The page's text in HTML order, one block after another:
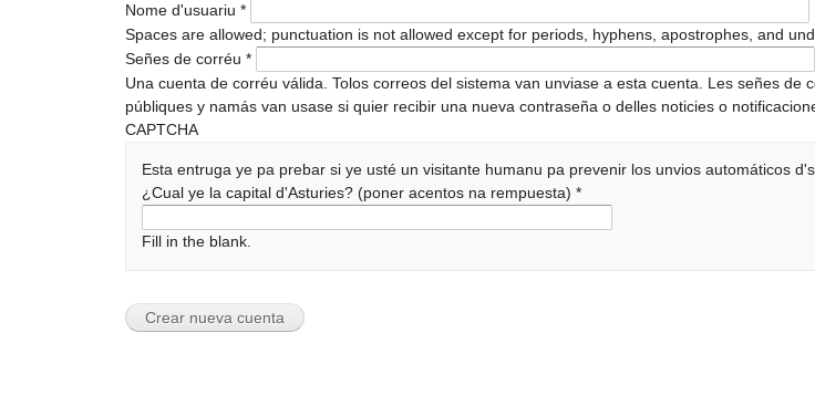
Nome d'usuariu *
Spaces are allowed; punctuation is not allowed except for periods, hyphens, apostrophes, and
Señes de corréu *
Una cuenta de corréu válida. Tolos correos del sistema van unviase a esta cuenta. Les señes de
públiques y namás van usase si quier recibir una nueva contraseña o delles noticies o
CAPTCHA
Esta entruga ye pa prebar si ye usté un visitante humanu pa prevenir los unvios automáticos
¿Cual ye la capital d'Asturies? (poner acentos na rempuesta)*
Fill in the blank.